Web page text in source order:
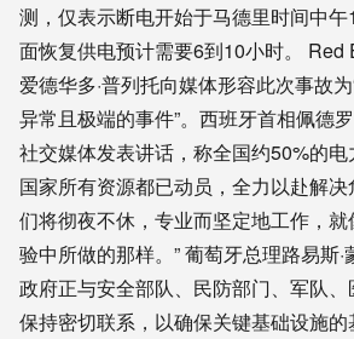
测，仅表示断电开始于马德里时间中
面恢复供电预计需要6到10小时。 Red
爱德华多·普列托向媒体形容此次事故为
异常且极端的事件”。西班牙首相佩德
社交媒体发表讲话，称全国约50%的
国家所有资源都已动员，全力以赴解决
们将彻夜不休，专业而坚定地工作，
验中所做的那样。” 葡萄牙总理路易斯·
政府正与安全部队、民防部门、军队
保持密切联系，以确保关键基础设施